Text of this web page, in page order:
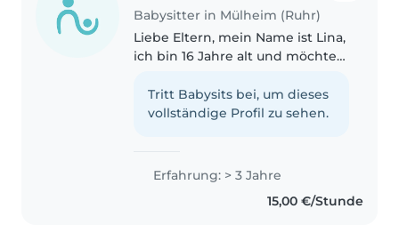
Babysitter in Mülheim (Ruhr)
Liebe Eltern, mein Name ist Lina,
ich bin 16 Jahre alt und möchte
etwas dazuverdienen. Ich
babysitte sehr gerne, weil ich es
Tritt Babysits bei, um dieses
vollständige Profil zu sehen.
Erfahrung: > 3 Jahre
15,00 €/Stunde